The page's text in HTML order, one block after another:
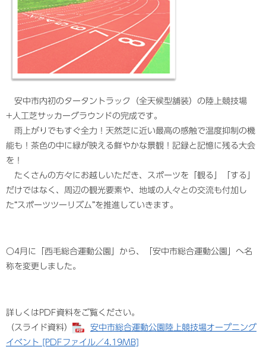
安中市内初のタータントラック（全天候型舗装）の陸上競技場
+人工芝サッカーグラウンドの完成です。
雨上がりでもすぐ全力！天然芝に近い最高の感触で温度抑制の機
能も！茶色の中に緑が映える鮮やかな景観！記録と記憶に残る大会
を！
たくさんの方々にお越しいただき、スポーツを「観る」「する」
だけではなく、周辺の観光要素や、地域の人々との交流も付加し
た“スポーツツーリズム”を推進していきます。​
〇4月に「西毛総合運動公園」から、「安中市総合運動公園」へ名
称を変更しました。
詳しくはPDF資料をご覧ください。
（スライド資料）
安中市総合運動公園陸上競技場オープニング
イベント [PDFファイル／4.19MB]